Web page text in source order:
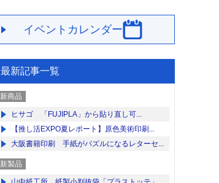
イベントカレンダー
最新記事一覧
新商品
ヒサゴ 「FUJIPLA」から貼り直し可...
【推し活EXPO夏レポート】原色美術印刷...
大阪書籍印刷 手紙がパズルになるレターセ...
新製品